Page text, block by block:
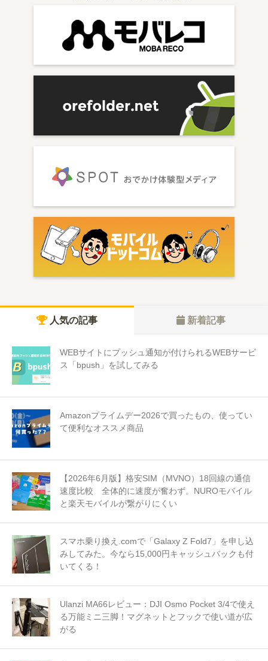
人気の記事 新着記事
WEBサイトにプッシュ通知が付けられるWEBサービ
ス「bpush」を試してみる
Amazonプライムデー2026で買ったもの、使ってい
て便利なオススメ商品
【2026年6月版】格安SIM（MVNO）18回線の通信
速度比較 全体的に速度が奮わず。NUROモバイル
と楽天モバイルが繋がりにくい
スマホ乗り換え.comで「Galaxy Z Fold7」を申し込
みしてみた。今なら15,000円キャッシュバックも付
いてくる！
Ulanzi MA66レビュー：DJI Osmo Pocket 3/4で使え
る万能ミニ三脚！マグネットとフックで使い道が広
がる